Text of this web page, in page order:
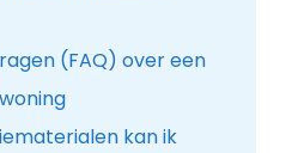
(FAQ) over een
kan ik